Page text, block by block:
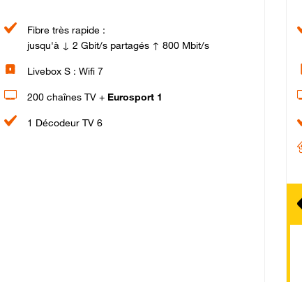
Fibre très rapide :
jusqu'à ↓ 2 Gbit/s partagés ↑ 800 Mbit/s
Livebox S : Wifi 7
200 chaînes TV + Eurosport 1
1 Décodeur TV 6